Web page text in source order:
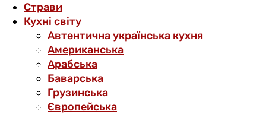
Страви
Кухні світу
Автентична українська кухня
Американська
Арабська
Баварська
Грузинська
Європейська